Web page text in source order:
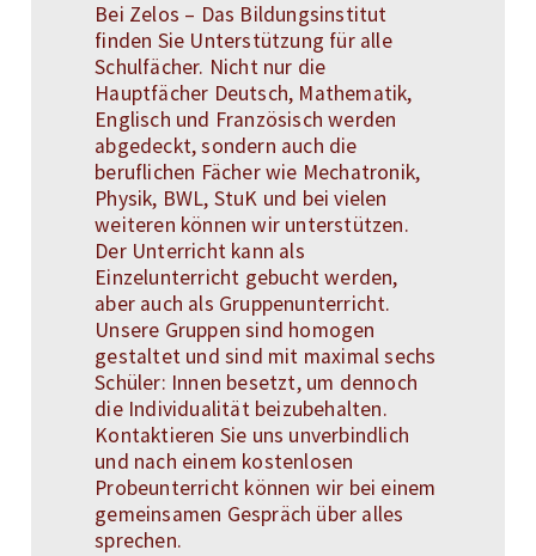
Bei Zelos – Das Bildungsinstitut
finden Sie Unterstützung für alle
Schulfächer. Nicht nur die
Hauptfächer Deutsch, Mathematik,
Englisch und Französisch werden
abgedeckt, sondern auch die
beruflichen Fächer wie Mechatronik,
Physik, BWL, StuK und bei vielen
weiteren können wir unterstützen.
Der Unterricht kann als
Einzelunterricht gebucht werden,
aber auch als Gruppenunterricht.
Unsere Gruppen sind homogen
gestaltet und sind mit maximal sechs
Schüler: Innen besetzt, um dennoch
die Individualität beizubehalten.
Kontaktieren Sie uns unverbindlich
und nach einem kostenlosen
Probeunterricht können wir bei einem
gemeinsamen Gespräch über alles
sprechen.